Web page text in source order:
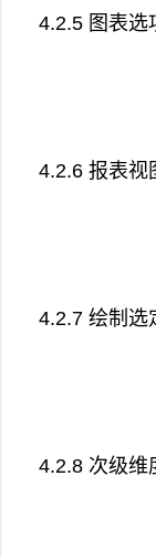
4.2.5 图表选
4.2.6 报表视
4.2.7 绘制选
4.2.8 次级维